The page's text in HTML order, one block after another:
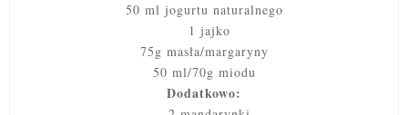
50 ml jogurtu naturalnego
1 jajko
75g masła/margaryny
50 ml/70g miodu
Dodatkowo: